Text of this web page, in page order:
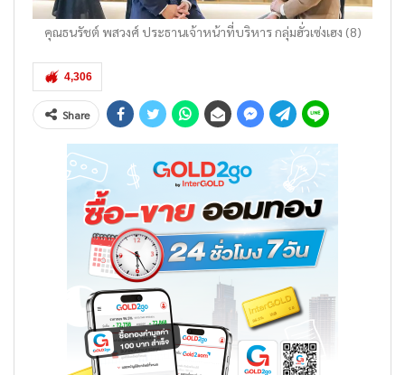
คุณธนรัชต์ พสวงศ์ ประธานเจ้าหน้าที่บริหาร กลุ่มฮั่วเซ่งเฮง (8)
4,306
Share